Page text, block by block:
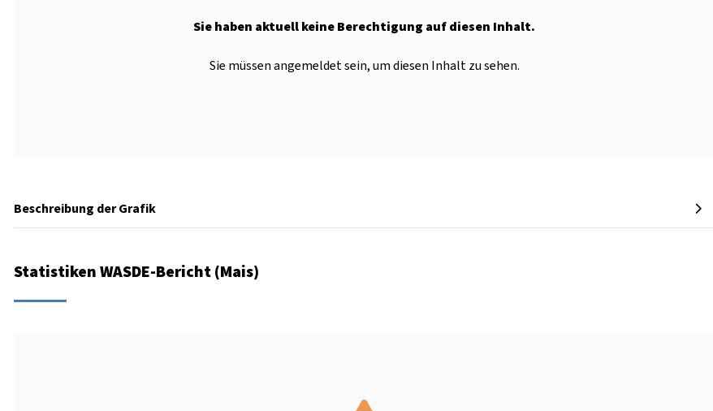
Sie haben aktuell keine Berechtigung auf diesen Inhalt.
Sie müssen angemeldet sein, um diesen Inhalt zu sehen.
Beschreibung der Grafik
Statistiken WASDE-Bericht (Mais)